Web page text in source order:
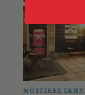
ΜΟΥΣΙΚΕΣ